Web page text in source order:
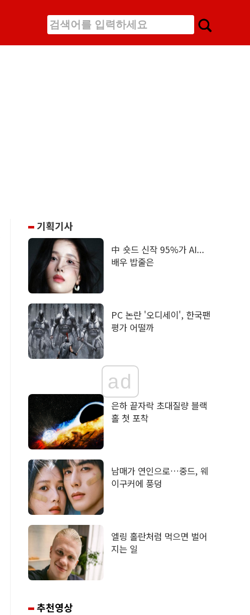
기획기사
中 숏드 신작 95%가 AI...
배우 밥줄은
PC 논란 '오디세이', 한국팬
평가 어떨까
ad
은하 끝자락 초대질량 블랙
홀 첫 포착
남매가 연인으로…중드, 웨
이구커에 풍덩
엘링 홀란처럼 먹으면 벌어
지는 일
추천영상